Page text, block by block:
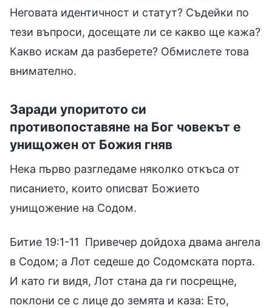
Неговата идентичност и статут? Съдейки по
тези въпроси, досещате ли се какво ще кажа?
Какво искам да разберете? Обмислете това
внимателно.
Заради упоритото си
противопоставяне на Бог човекът е
унищожен от Божия гняв
Нека първо разгледаме няколко откъса от
писанието, които описват Божието
унищожение на Содом.
Битие 19:1-11 Привечер дойдоха двама ангела
в Содом; а Лот седеше до Содомската порта.
И като ги видя, Лот стана да ги посрещне,
поклони се с лице до земята и каза: Ето,